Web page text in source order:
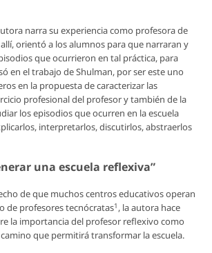
narra su experiencia como profesora de
orientó a los alumnos para que narraran y
que ocurrieron en tal práctica, para
en el trabajo de Shulman, por ser este uno
en la propuesta de caracterizar las
profesional del profesor y también de la
los episodios que ocurren en la escuela
interpretarlos, discutirlos, abstraerlos
una escuela reflexiva”
de que muchos centros educativos operan
de profesores tecnócratas1 , la autora hace
la importancia del profesor reflexivo como
que permitirá transformar la escuela.